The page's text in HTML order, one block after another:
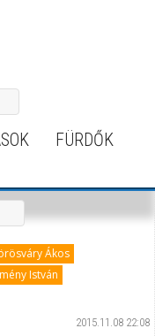
FÜRDŐK
Ákos
István
2015.11.08 22:08